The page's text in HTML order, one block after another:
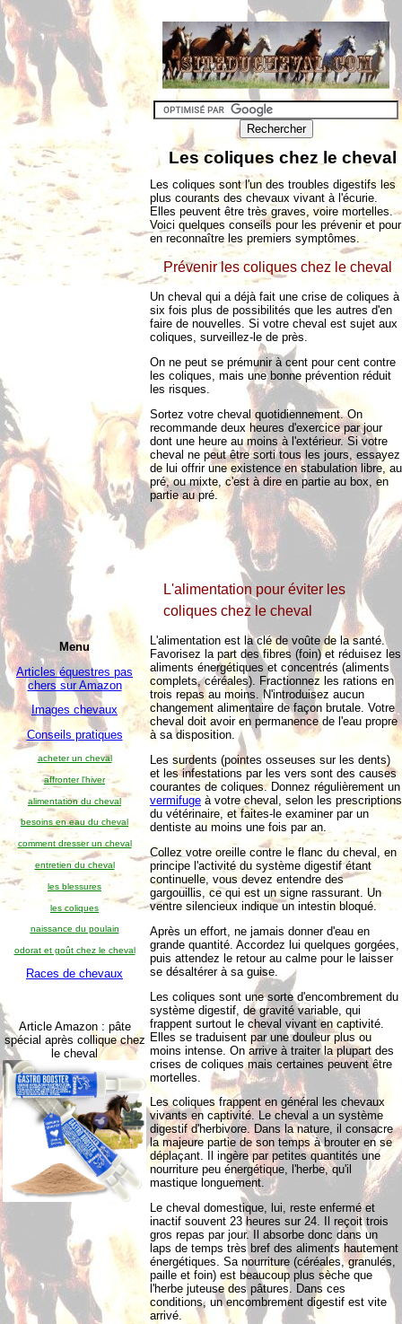
Menu
Articles équestres pas
chers sur Amazon
Images chevaux
Conseils pratiques
acheter un cheval
affronter l'hiver
alimentation du cheval
besoins en eau du cheval
comment dresser un cheval
entretien du cheval
les blessures
les coliques
naissance du poulain
odorat et goût chez le cheval
Races de chevaux
Article Amazon : pâte
spécial après collique chez
le cheval
Les coliques chez le cheval
Les coliques sont l'un des troubles digestifs les
plus courants des chevaux vivant à l'écurie.
Elles peuvent être très graves, voire mortelles.
Voici quelques conseils pour les prévenir et pour
en reconnaître les premiers symptômes.
Prévenir les coliques chez le cheval
Un cheval qui a déjà fait une crise de coliques à
six fois plus de possibilités que les autres d'en
faire de nouvelles. Si votre cheval est sujet aux
coliques, surveillez-le de près.
On ne peut se prémunir à cent pour cent contre
les coliques, mais une bonne prévention réduit
les risques.
Sortez votre cheval quotidiennement. On
recommande deux heures d'exercice par jour
dont une heure au moins à l'extérieur. Si votre
cheval ne peut être sorti tous les jours, essayez
de lui offrir une existence en stabulation libre, au
pré, ou mixte, c'est à dire en partie au box, en
partie au pré.
L'alimentation pour éviter les
coliques chez le cheval
L'alimentation est la clé de voûte de la santé.
Favorisez la part des fibres (foin) et réduisez les
aliments énergétiques et concentrés (aliments
complets, céréales). Fractionnez les rations en
trois repas au moins. N'introduisez aucun
changement alimentaire de façon brutale. Votre
cheval doit avoir en permanence de l'eau propre
à sa disposition.
Les surdents (pointes osseuses sur les dents)
et les infestations par les vers sont des causes
courantes de coliques. Donnez régulièrement un
vermifuge à votre cheval, selon les prescriptions
du vétérinaire, et faites-le examiner par un
dentiste au moins une fois par an.
Collez votre oreille contre le flanc du cheval, en
principe l'activité du système digestif étant
continuelle, vous devez entendre des
gargouillis, ce qui est un signe rassurant. Un
ventre silencieux indique un intestin bloqué.
Après un effort, ne jamais donner d'eau en
grande quantité. Accordez lui quelques gorgées,
puis attendez le retour au calme pour le laisser
se désaltérer à sa guise.
Les coliques sont une sorte d'encombrement du
système digestif, de gravité variable, qui
frappent surtout le cheval vivant en captivité.
Elles se traduisent par une douleur plus ou
moins intense. On arrive à traiter la plupart des
crises de coliques mais certaines peuvent être
mortelles.
Les coliques frappent en général les chevaux
vivants en captivité. Le cheval a un système
digestif d'herbivore. Dans la nature, il consacre
la majeure partie de son temps à brouter en se
déplaçant. Il ingère par petites quantités une
nourriture peu énergétique, l'herbe, qu'il
mastique longuement.
Le cheval domestique, lui, reste enfermé et
inactif souvent 23 heures sur 24. Il reçoit trois
gros repas par jour. Il absorbe donc dans un
laps de temps très bref des aliments hautement
énergétiques. Sa nourriture (céréales, granulés,
paille et foin) est beaucoup plus sèche que
l'herbe juteuse des pâtures. Dans ces
conditions, un encombrement digestif est vite
arrivé.